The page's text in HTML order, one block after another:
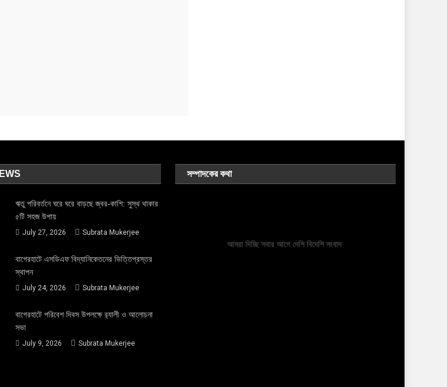
ঋতু পরিবর্তনে ঘরে ঘরে বাড়ছে জ্বর-কাশি: সুস্থ থাকার
৫টি সহজ উপায়
July 27, 2026 Subrata Mukerjee
বাগেরহাটে এসডিএফ বিদ্যানিকেতনের ভিত্তিপ্রস্তর
স্থাপন
July 24, 2026 Subrata Mukerjee
বাগেরহাটে পরিবেশ দিবস উপলক্ষে র‌্যালী ও আলোচনা
সভা
July 9, 2026 Subrata Mukerjee
সম্পাদকের কথা
আমরা দিচ্ছি সবার আগে দেশি বিদেশি সংবাদ